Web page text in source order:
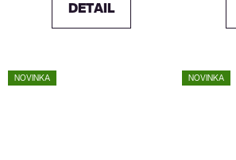
DETAIL
NOVINKA NOVINKA